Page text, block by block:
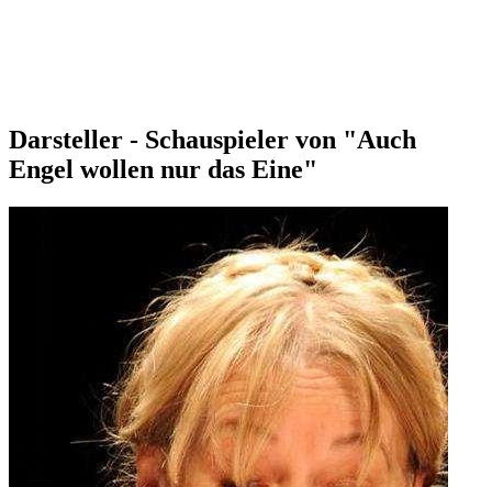
Darsteller - Schauspieler von "Auch
Engel wollen nur das Eine"